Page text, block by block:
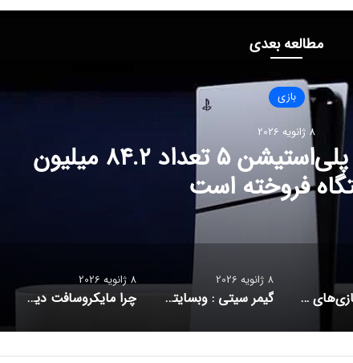
مطالعه بعدی
بازی
8 ژانویه 2026
سونی از زمان عرضه پلی‌استیشن ۵ تعداد ۸۴.۲ میلیون
فروخته است
چرا اسباب‌بازی‌های مجهز به هوش مصنوعی می‌توانند برای کودکان خطرناک باشند؟
8 ژانویه 2026
گیمر سیتی : وبسایتی که خرید از کلش اف کلنز را اقساطی کرد!
8 ژانویه 2026
چرا مایکروسافت دیگر نمی‌خواهد برنده جنگ کنسول‌ها باشد؟